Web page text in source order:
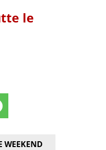
le
WEEKEND